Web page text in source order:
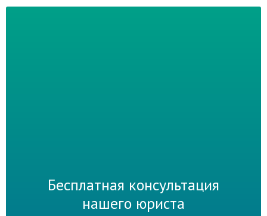
Бесплатная консультация
нашего юриста